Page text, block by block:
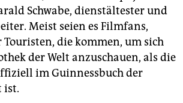
Schwabe, dienstältester und
Meist seien es Filmfans,
Touristen, die kommen, um sich
der Welt anzuschauen, als die
im Guinnessbuch der
ist.